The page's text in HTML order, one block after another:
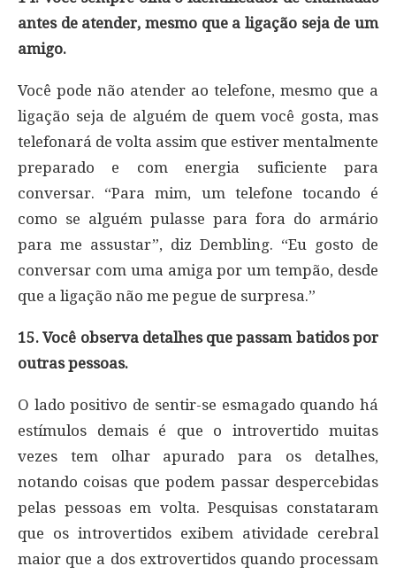
antes de atender, mesmo que a ligação seja de um
amigo.
Você pode não atender ao telefone, mesmo que a
ligação seja de alguém de quem você gosta, mas
telefonará de volta assim que estiver mentalmente
preparado e com energia suficiente para
conversar. “Para mim, um telefone tocando é
como se alguém pulasse para fora do armário
para me assustar”, diz Dembling. “Eu gosto de
conversar com uma amiga por um tempão, desde
que a ligação não me pegue de surpresa.”
15. Você observa detalhes que passam batidos por
outras pessoas.
O lado positivo de sentir-se esmagado quando há
estímulos demais é que o introvertido muitas
vezes tem olhar apurado para os detalhes,
notando coisas que podem passar despercebidas
pelas pessoas em volta. Pesquisas constataram
que os introvertidos exibem atividade cerebral
maior que a dos extrovertidos quando processam